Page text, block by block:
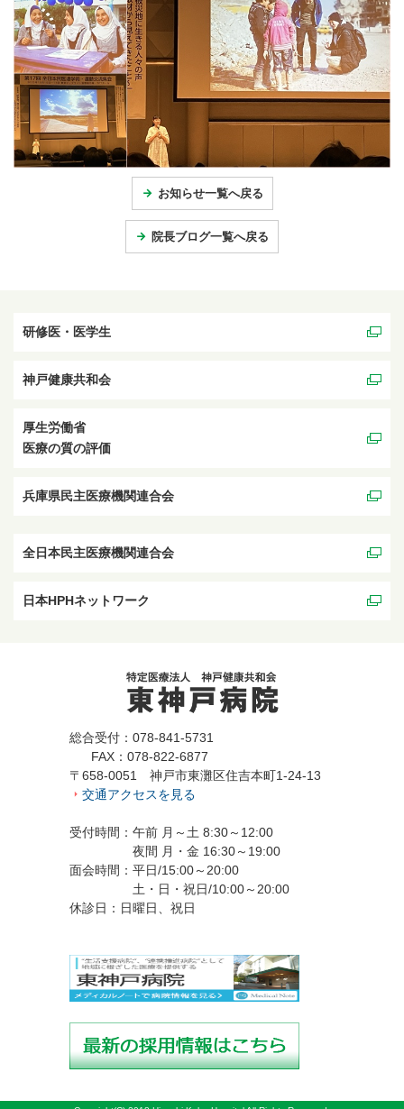
お知らせ一覧へ戻る
院長ブログ一覧へ戻る
研修医・医学生
神戸健康共和会
厚生労働省
医療の質の評価
兵庫県民主医療機関連合会
全日本民主医療機関連合会
日本HPHネットワーク
総合受付：078-841-5731
FAX：078-822-6877
〒658-0051 神戸市東灘区住吉本町1-24-13
交通アクセスを見る
受付時間：午前 月～土 8:30～12:00
夜間 月・金 16:30～19:00
面会時間：平日/15:00～20:00
土・日・祝日/10:00～20:00
休診日：日曜日、祝日